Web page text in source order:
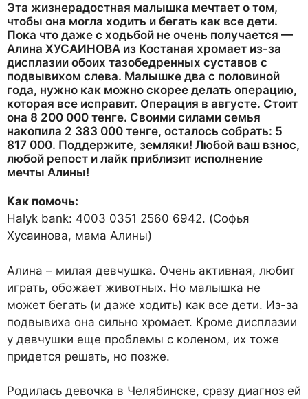
Эта жизнерадостная малышка мечтает о том,
чтобы она могла ходить и бегать как все дети.
Пока что даже с ходьбой не очень получается —
Алина ХУСАИНОВА из Костаная хромает из-за
дисплазии обоих тазобедренных суставов с
подвывихом слева. Малышке два с половиной
года, нужно как можно скорее делать операцию,
которая все исправит. Операция в августе. Стоит
она 8 200 000 тенге. Своими силами семья
накопила 2 383 000 тенге, осталось собрать: 5
817 000. Поддержите, земляки! Любой ваш взнос,
любой репост и лайк приблизит исполнение
мечты Алины!
Как помочь:
Halyk bank: 4003 0351 2560 6942. (Софья
Хусаинова, мама Алины)
Алина – милая девчушка. Очень активная, любит
играть, обожает животных. Но малышка не
может бегать (и даже ходить) как все дети. Из-за
подвывиха она сильно хромает. Кроме дисплазии
у девчушки еще проблемы с коленом, их тоже
придется решать, но позже.
Родилась девочка в Челябинске, сразу диагноз ей